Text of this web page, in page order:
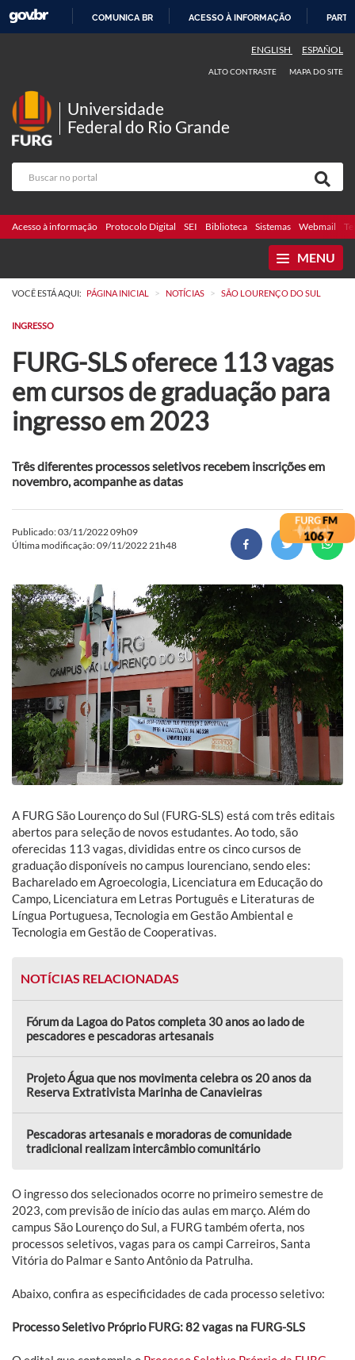
COMUNICA BR ACESSO À INFORMAÇÃO
ENGLISH ESPAÑOL
ALTO CONTRASTE MAPA DO SITE
Universidade
Federal do Rio Grande
Acesso à informação Protocolo Digital SEI Biblioteca Sistemas Webmail
MENU
VOCÊ ESTÁ AQUI: PÁGINA INICIAL > NOTÍCIAS > SÃO LOURENÇO DO SUL
INGRESSO
FURG-SLS oferece 113 vagas
em cursos de graduação para
ingresso em 2023
Três diferentes processos seletivos recebem inscrições em
novembro, acompanhe as datas
Publicado: 03/11/2022 09h09
Última modificação: 09/11/2022 21h48
A FURG São Lourenço do Sul (FURG-SLS) está com três editais
abertos para seleção de novos estudantes. Ao todo, são
oferecidas 113 vagas, divididas entre os cinco cursos de
graduação disponíveis no campus lourenciano, sendo eles:
Bacharelado em Agroecologia, Licenciatura em Educação do
Campo, Licenciatura em Letras Português e Literaturas de
Língua Portuguesa, Tecnologia em Gestão Ambiental e
Tecnologia em Gestão de Cooperativas.
NOTÍCIAS RELACIONADAS
Fórum da Lagoa do Patos completa 30 anos ao lado de
pescadores e pescadoras artesanais
Projeto Água que nos movimenta celebra os 20 anos da
Reserva Extrativista Marinha de Canavieiras
Pescadoras artesanais e moradoras de comunidade
tradicional realizam intercâmbio comunitário
O ingresso dos selecionados ocorre no primeiro semestre de
2023, com previsão de início das aulas em março. Além do
campus São Lourenço do Sul, a FURG também oferta, nos
processos seletivos, vagas para os campi Carreiros, Santa
Vitória do Palmar e Santo Antônio da Patrulha.
Abaixo, confira as especificidades de cada processo seletivo:
Processo Seletivo Próprio FURG: 82 vagas na FURG-SLS